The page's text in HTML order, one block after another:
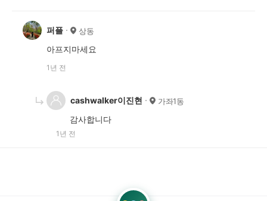
퍼플 상동
아프지마세요
1년 전
cashwalker이진현 가좌1동
감사합니다
1년 전